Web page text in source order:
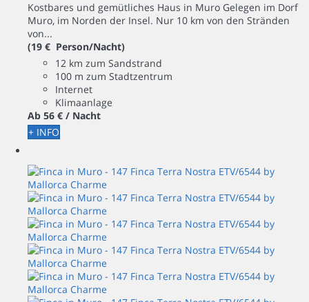
Kostbares und gemütliches Haus in Muro Gelegen im Dorf
Muro, im Norden der Insel. Nur 10 km von den Stränden
von...
(19 € Person/Nacht)
12 km zum Sandstrand
100 m zum Stadtzentrum
Internet
Klimaanlage
Ab 56 € / Nacht
+ INFO